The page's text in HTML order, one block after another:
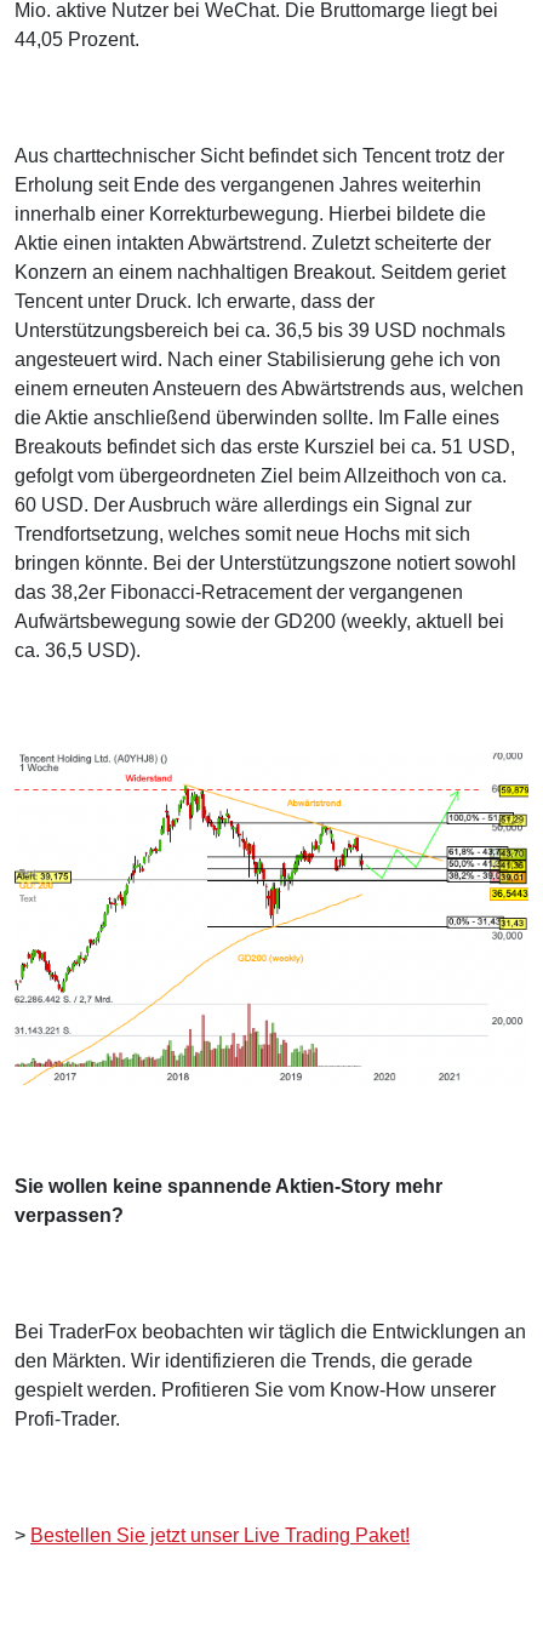
Mio. aktive Nutzer bei WeChat. Die Bruttomarge liegt bei
44,05 Prozent.
Aus charttechnischer Sicht befindet sich Tencent trotz der
Erholung seit Ende des vergangenen Jahres weiterhin
innerhalb einer Korrekturbewegung. Hierbei bildete die
Aktie einen intakten Abwärtstrend. Zuletzt scheiterte der
Konzern an einem nachhaltigen Breakout. Seitdem geriet
Tencent unter Druck. Ich erwarte, dass der
Unterstützungsbereich bei ca. 36,5 bis 39 USD nochmals
angesteuert wird. Nach einer Stabilisierung gehe ich von
einem erneuten Ansteuern des Abwärtstrends aus, welchen
die Aktie anschließend überwinden sollte. Im Falle eines
Breakouts befindet sich das erste Kursziel bei ca. 51 USD,
gefolgt vom übergeordneten Ziel beim Allzeithoch von ca.
60 USD. Der Ausbruch wäre allerdings ein Signal zur
Trendfortsetzung, welches somit neue Hochs mit sich
bringen könnte. Bei der Unterstützungszone notiert sowohl
das 38,2er Fibonacci-Retracement der vergangenen
Aufwärtsbewegung sowie der GD200 (weekly, aktuell bei
ca. 36,5 USD).
Sie wollen keine spannende Aktien-Story mehr
verpassen?
Bei TraderFox beobachten wir täglich die Entwicklungen an
den Märkten. Wir identifizieren die Trends, die gerade
gespielt werden. Profitieren Sie vom Know-How unserer
Profi-Trader.
> Bestellen Sie jetzt unser Live Trading Paket!